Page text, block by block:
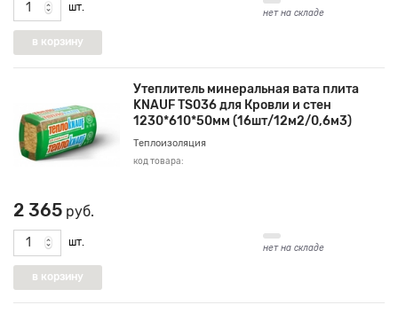
шт. нет на складе
Утеплитель минеральная вата плита
KNAUF TS036 для Кровли и стен
1230*610*50мм (16шт/12м2/0,6м3)
Теплоизоляция
код товара:
2 365 руб.
шт. нет на складе